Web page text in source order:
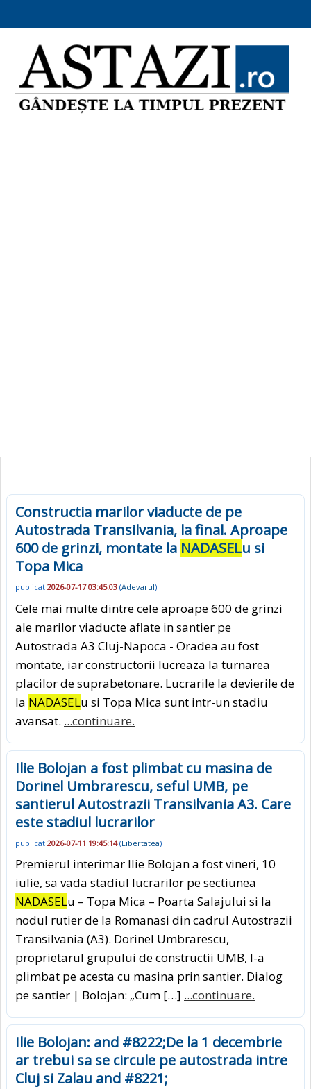
Constructia marilor viaducte de pe
Autostrada Transilvania, la final. Aproape
600 de grinzi, montate la NADASELu si
Topa Mica
publicat 2026-07-17 03:45:03 (Adevarul)
Cele mai multe dintre cele aproape 600 de grinzi
ale marilor viaducte aflate in santier pe
Autostrada A3 Cluj-Napoca - Oradea au fost
montate, iar constructorii lucreaza la turnarea
placilor de suprabetonare. Lucrarile la devierile de
la NADASELu si Topa Mica sunt intr-un stadiu
avansat. ...continuare.
Ilie Bolojan a fost plimbat cu masina de
Dorinel Umbrarescu, seful UMB, pe
santierul Autostrazii Transilvania A3. Care
este stadiul lucrarilor
publicat 2026-07-11 19:45:14(Libertatea)
Premierul interimar Ilie Bolojan a fost vineri, 10
iulie, sa vada stadiul lucrarilor pe sectiunea
NADASELu – Topa Mica – Poarta Salajului si la
nodul rutier de la Romanasi din cadrul Autostrazii
Transilvania (A3). Dorinel Umbrarescu,
proprietarul grupului de constructii UMB, l-a
plimbat pe acesta cu masina prin santier. Dialog
pe santier | Bolojan: „Cum […] ...continuare.
Ilie Bolojan: and #8222;De la 1 decembrie
ar trebui sa se circule pe autostrada intre
Cluj si Zalau and #8221;